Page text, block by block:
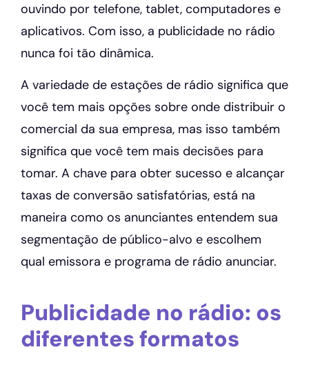
ouvindo por telefone, tablet, computadores e
aplicativos. Com isso, a publicidade no rádio
nunca foi tão dinâmica.
A variedade de estações de rádio significa que
você tem mais opções sobre onde distribuir o
comercial da sua empresa, mas isso também
significa que você tem mais decisões para
tomar. A chave para obter sucesso e alcançar
taxas de conversão satisfatórias, está na
maneira como os anunciantes entendem sua
segmentação de público-alvo e escolhem
qual emissora e programa de rádio anunciar.
Publicidade no rádio: os
diferentes formatos